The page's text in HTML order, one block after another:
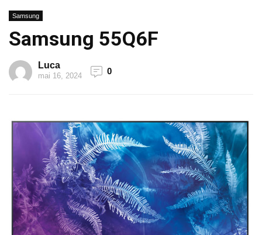
Samsung
Samsung 55Q6F
Luca
mai 16, 2024 0